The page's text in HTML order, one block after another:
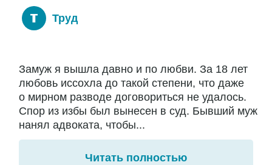
Труд
Замуж я вышла давно и по любви. За 18 лет
любовь иссохла до такой степени, что даже
о мирном разводе договориться не удалось.
Спор из избы был вынесен в суд. Бывший муж
нанял адвоката, чтобы...
Читать полностью